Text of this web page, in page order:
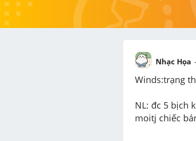
Nhạc Họa
Winds:trạng
NL: đc 5 bịch
moitj chiếc